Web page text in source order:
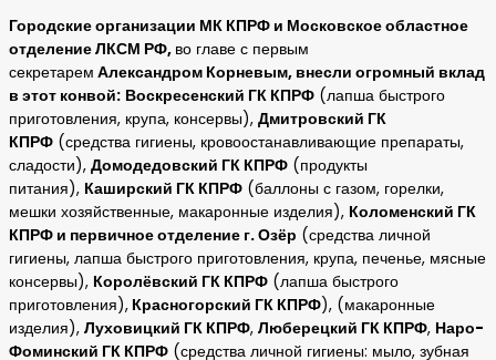
Городские организации МК КПРФ и Московское областное
отделение ЛКСМ РФ, во главе с первым
секретарем Александром Корневым, внесли огромный вклад
в этот конвой: Воскресенский ГК КПРФ (лапша быстрого
приготовления, крупа, консервы), Дмитровский ГК
КПРФ (средства гигиены, кровоостанавливающие препараты,
сладости), Домодедовский ГК КПРФ (продукты
питания), Каширский ГК КПРФ (баллоны с газом, горелки,
мешки хозяйственные, макаронные изделия), Коломенский ГК
КПРФ и первичное отделение г. Озёр (средства личной
гигиены, лапша быстрого приготовления, крупа, печенье, мясные
консервы), Королёвский ГК КПРФ (лапша быстрого
приготовления), Красногорский ГК КПРФ), (макаронные
изделия), Луховицкий ГК КПРФ, Люберецкий ГК КПРФ, Наро-
Фоминский ГК КПРФ (средства личной гигиены: мыло, зубная